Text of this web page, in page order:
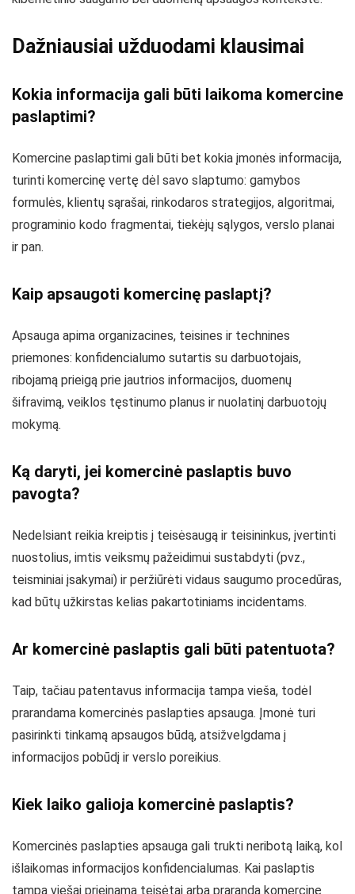
Dažniausiai užduodami klausimai
Kokia informacija gali būti laikoma komercine
paslaptimi?
Komercine paslaptimi gali būti bet kokia įmonės informacija,
turinti komercinę vertę dėl savo slaptumo: gamybos
formulės, klientų sąrašai, rinkodaros strategijos, algoritmai,
programinio kodo fragmentai, tiekėjų sąlygos, verslo planai
ir pan.
Kaip apsaugoti komercinę paslaptį?
Apsauga apima organizacines, teisines ir technines
priemones: konfidencialumo sutartis su darbuotojais,
ribojamą prieigą prie jautrios informacijos, duomenų
šifravimą, veiklos tęstinumo planus ir nuolatinį darbuotojų
mokymą.
Ką daryti, jei komercinė paslaptis buvo
pavogta?
Nedelsiant reikia kreiptis į teisėsaugą ir teisininkus, įvertinti
nuostolius, imtis veiksmų pažeidimui sustabdyti (pvz.,
teisminiai įsakymai) ir peržiūrėti vidaus saugumo procedūras,
kad būtų užkirstas kelias pakartotiniams incidentams.
Ar komercinė paslaptis gali būti patentuota?
Taip, tačiau patentavus informacija tampa vieša, todėl
prarandama komercinės paslapties apsauga. Įmonė turi
pasirinkti tinkamą apsaugos būdą, atsižvelgdama į
informacijos pobūdį ir verslo poreikius.
Kiek laiko galioja komercinė paslaptis?
Komercinės paslapties apsauga gali trukti neribotą laiką, kol
išlaikomas informacijos konfidencialumas. Kai paslaptis
tampa viešai prieinama teisėtai arba praranda komercinę